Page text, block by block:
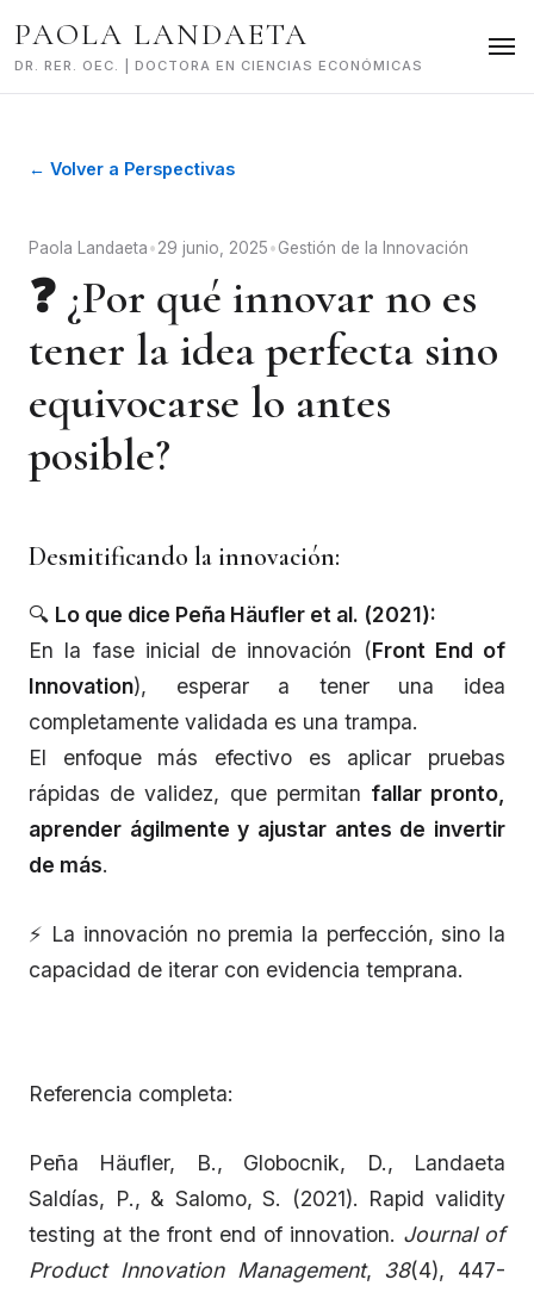
to
content
PAOLA LANDAETA
DR. RER. OEC. | DOCTORA EN CIENCIAS ECONÓMICAS
← Volver a Perspectivas
Paola Landaeta•29 junio, 2025•Gestión de la Innovación
❓ ¿Por qué innovar no es
tener la idea perfecta sino
equivocarse lo antes
posible?
Desmitificando la innovación:
🔍 Lo que dice Peña Häufler et al. (2021):
En la fase inicial de innovación (Front End of
Innovation), esperar a tener una idea
completamente validada es una trampa.
El enfoque más efectivo es aplicar pruebas
rápidas de validez, que permitan fallar pronto,
aprender ágilmente y ajustar antes de invertir
de más.
⚡ La innovación no premia la perfección, sino la
capacidad de iterar con evidencia temprana.
Referencia completa:
Peña Häufler, B., Globocnik, D., Landaeta
Saldías, P., & Salomo, S. (2021). Rapid validity
testing at the front end of innovation. Journal of
Product Innovation Management, 38(4), 447-